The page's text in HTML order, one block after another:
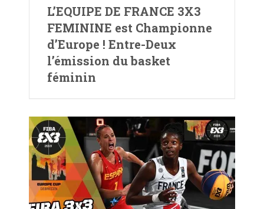
L’EQUIPE DE FRANCE 3X3
FEMININE est Championne
d’Europe ! Entre-Deux
l’émission du basket
féminin